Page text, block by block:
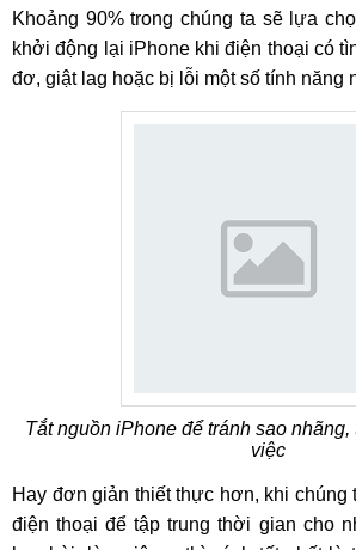
Khoảng 90% trong chúng ta sẽ lựa
khởi động lại iPhone khi điện thoại có
đơ, giật lag hoặc bị lỗi một số tính năng
Tắt nguồn iPhone để tránh sao nhãng,
việc
Hay đơn giản thiết thực hơn, khi chúng
điện thoại để tập trung thời gian cho